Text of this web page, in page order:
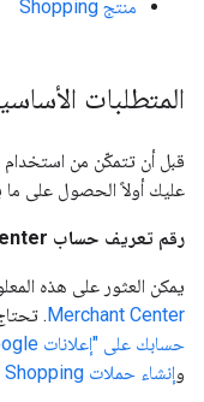
منتج Shopping
المتطلبات
عليك أولاً الحصول على ما
رقم تعريف حساب Merchant Center
يمكن العثور على هذه
Merchant Center
.
حسابك على "إعلانات Google" بحسابك على Merchant Center
وإنشاء حملات Shopping